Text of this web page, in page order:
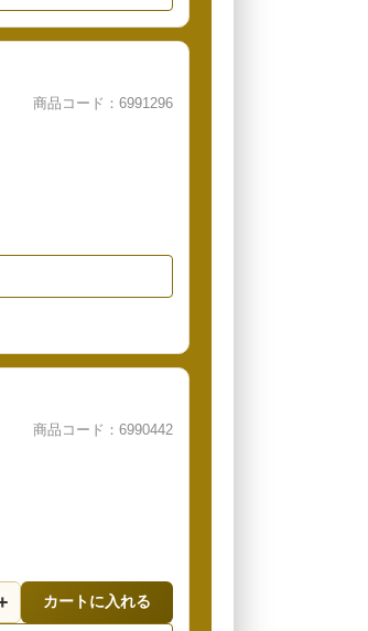
商品コード：6991296
商品コード：6990442
カートに入れる